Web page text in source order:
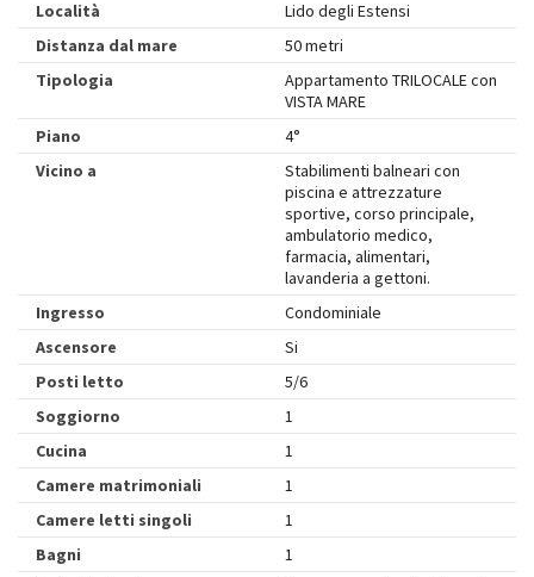
Località
Lido degli Estensi
Distanza dal mare
50 metri
Tipologia
Appartamento TRILOCALE con
VISTA MARE
Piano
4°
Vicino a
Stabilimenti balneari con
piscina e attrezzature
sportive, corso principale,
ambulatorio medico,
farmacia, alimentari,
lavanderia a gettoni.
Ingresso
Condominiale
Ascensore
Si
Posti letto
5/6
Soggiorno
1
Cucina
1
Camere matrimoniali
1
Camere letti singoli
1
Bagni
1